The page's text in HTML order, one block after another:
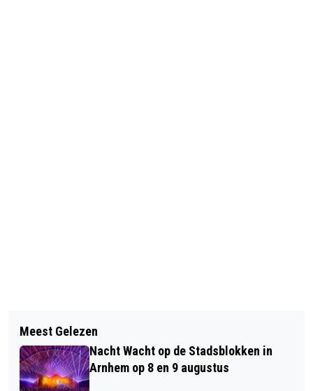
WEGWERKZAAMHEDEN PRINS
MAURITSSINGEL (N325) VAN 12-14
JUNI
NETWERKBIJEENKOMST INCLUZIO
LINGEWAARD
Meest Gelezen
Nacht Wacht op de Stadsblokken in
Arnhem op 8 en 9 augustus